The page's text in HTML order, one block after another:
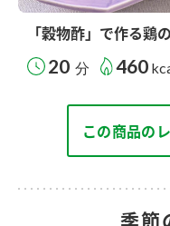
「穀物酢」で作る鶏
20 分 460
この商品の
季節